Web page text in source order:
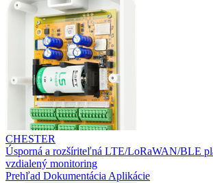
CHESTER
Úsporná a rozšíriteľná LTE/LoRaWAN/BLE
vzdialený monitoring
Prehľad Dokumentácia Aplikácie